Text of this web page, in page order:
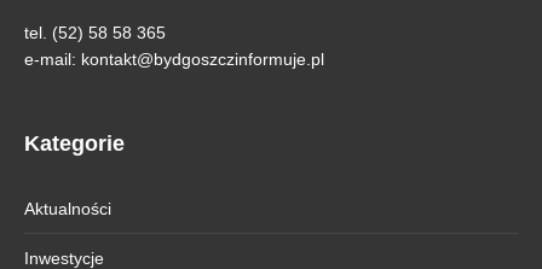
tel. (52) 58 58 365
e-mail: kontakt@bydgoszczinformuje.pl
Kategorie
Aktualności
Inwestycje